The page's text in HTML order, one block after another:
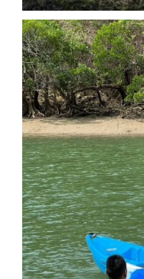
4月に入り、新人教育の為カヤックから落ちた際の救助の実技練習の風景です。 一人前の